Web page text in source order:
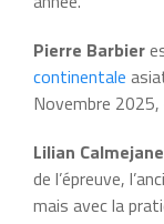
Pierre Barbier
continentale
Novembre 2025,
Lilian Calmejane
de l’épreuve,
mais avec la